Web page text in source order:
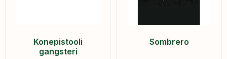
Konepistooli
gangsteri
Sombrero